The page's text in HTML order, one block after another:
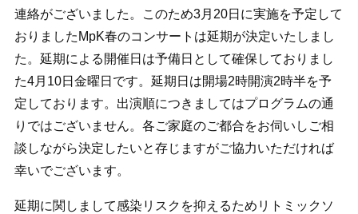
連絡がございました。このため3月20日に実施を予定して
おりましたMpK春のコンサートは延期が決定いたしまし
た。延期による開催日は予備日として確保しておりまし
た4月10日金曜日です。延期日は開場2時開演2時半を予
定しております。出演順につきましてはプログラムの通
りではございません。各ご家庭のご都合をお伺いしご相
談しながら決定したいと存じますがご協力いただければ
幸いでございます。
延期に関しまして感染リスクを抑えるためリトミックソ